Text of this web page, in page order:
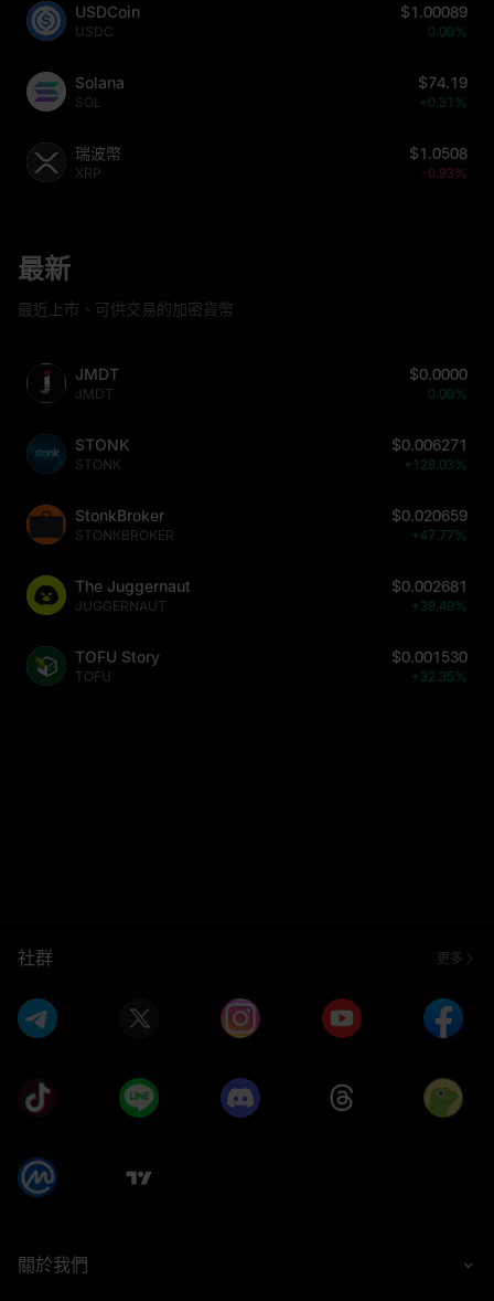
USDCoin
USDC
$1.00089
0.00%
Solana
SOL
$74.19
+0.31%
瑞波幣
XRP
$1.0508
-0.93%
最新
最近上市、可供交易的加密貨幣
JMDT
JMDT
$0.0000
0.00%
STONK
STONK
$0.006271
+128.03%
StonkBroker
STONKBROKER
$0.020659
+47.77%
The Juggernaut
JUGGERNAUT
$0.002681
+39.49%
TOFU Story
TOFU
$0.001530
+32.35%
社群 更多
關於我們